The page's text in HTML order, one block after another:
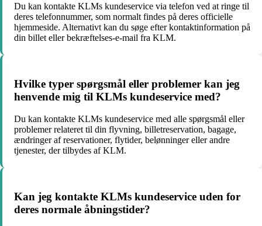
Du kan kontakte KLMs kundeservice via telefon ved at ringe til
deres telefonnummer, som normalt findes på deres officielle
hjemmeside. Alternativt kan du søge efter kontaktinformation på
din billet eller bekræftelses-e-mail fra KLM.
Hvilke typer spørgsmål eller problemer kan jeg
henvende mig til KLMs kundeservice med?
Du kan kontakte KLMs kundeservice med alle spørgsmål eller
problemer relateret til din flyvning, billetreservation, bagage,
ændringer af reservationer, flytider, belønninger eller andre
tjenester, der tilbydes af KLM.
Kan jeg kontakte KLMs kundeservice uden for
deres normale åbningstider?